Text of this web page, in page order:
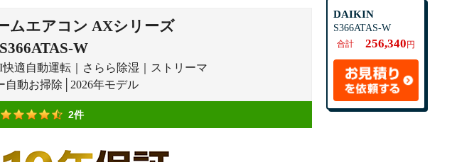
DAIKIN
S366ATAS-W
合計 256,340 円
ムエアコン AXシリーズ
S366ATAS-W
適自動運転｜さらら除湿｜ストリーマ
自動お掃除│2026年モデル
2件